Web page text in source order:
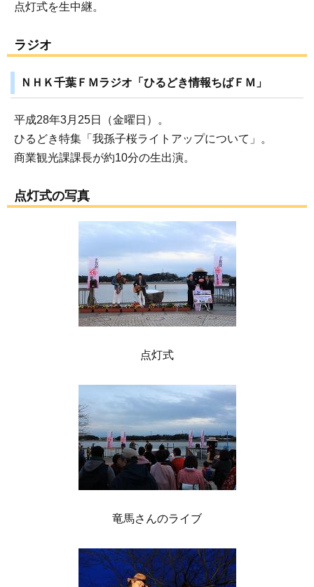
点灯式を生中継。
ラジオ
ＮＨＫ千葉ＦＭラジオ「ひるどき情報ちばＦＭ」
平成28年3月25日（金曜日）。
ひるどき特集「我孫子桜ライトアップについて」。
商業観光課課長が約10分の生出演。
点灯式の写真
点灯式
竜馬さんのライブ